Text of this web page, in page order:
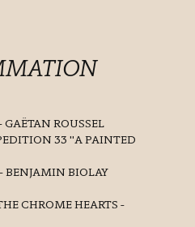
GAËTAN ROUSSEL
33 "A PAINTED
BENJAMIN BIOLAY
CHROME HEARTS -